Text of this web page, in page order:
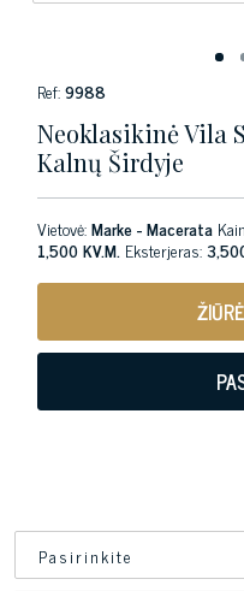
Ref:9988
Neoklasikinė Vila
Kalnų Širdyje
Vietovė:Marke - Macerata
1,500 KV.M. Eksterjeras: